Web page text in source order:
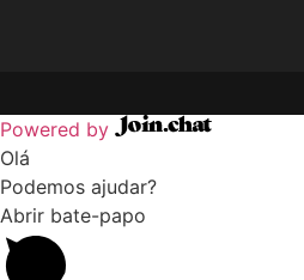
Powered by
Olá
Podemos ajudar?
Abrir bate-papo